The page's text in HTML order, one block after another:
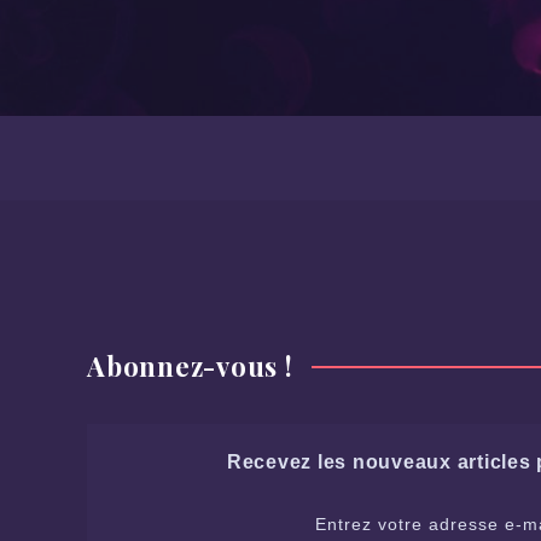
Abonnez-vous !
Recevez les nouveaux articles